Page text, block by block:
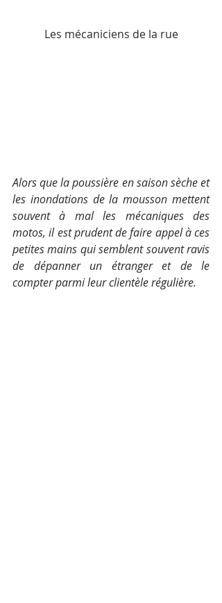
Les mécaniciens de la rue
Alors que la poussière en saison sèche et
les inondations de la mousson mettent
souvent à mal les mécaniques des
motos, il est prudent de faire appel à ces
petites mains qui semblent souvent ravis
de dépanner un étranger et de le
compter parmi leur clientèle régulière.